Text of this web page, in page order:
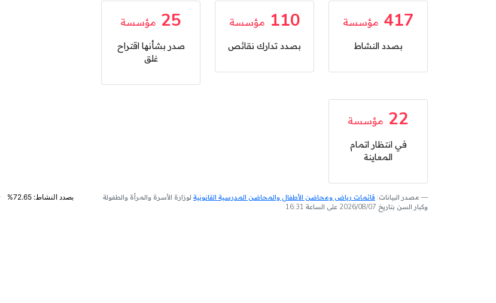
417 مؤسسة
بصدد النشاط
110 مؤسسة
بصدد تدارك نقائص
25 مؤسسة
صدر بشأنها اقتراح
غلق
22 مؤسسة
في انتظار اتمام
المعاينة
مصدر البيانات: قائمات رياض ومحاضن الأطفال والمحاضن المدرسية القانونية لوزارة الأسرة والمرأة والطفولة
وكبار السن بتاريخ 2026/08/07 على الساعة 16:31